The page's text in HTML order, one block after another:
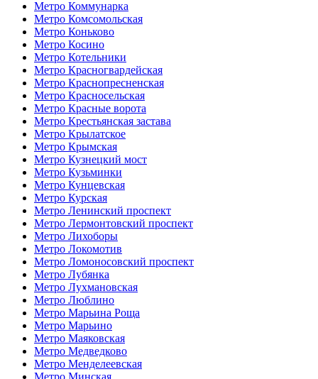
Метро Коммунарка
Метро Комсомольская
Метро Коньково
Метро Косино
Метро Котельники
Метро Красногвардейская
Метро Краснопресненская
Метро Красносельская
Метро Красные ворота
Метро Крестьянская застава
Метро Крылатское
Метро Крымская
Метро Кузнецкий мост
Метро Кузьминки
Метро Кунцевская
Метро Курская
Метро Ленинский проспект
Метро Лермонтовский проспект
Метро Лихоборы
Метро Локомотив
Метро Ломоносовский проспект
Метро Лубянка
Метро Лухмановская
Метро Люблино
Метро Марьина Роща
Метро Марьино
Метро Маяковская
Метро Медведково
Метро Менделеевская
Метро Минская